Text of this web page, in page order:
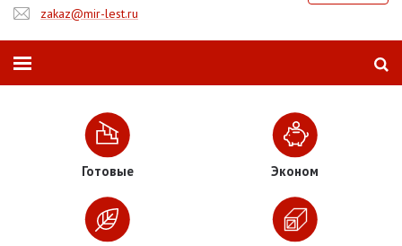
zakaz@mir-lest.ru
Готовые Эконом